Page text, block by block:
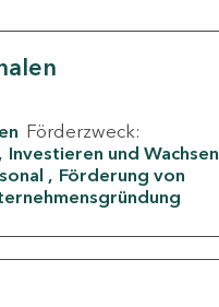
Förderzweck:
Investieren und Wachsen
Förderung von